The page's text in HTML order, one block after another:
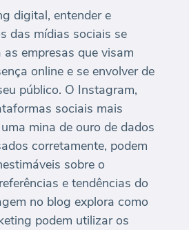
digital, entender e
das mídias sociais se
empresas que visam
online e se envolver de
público. O Instagram,
sociais mais
mina de ouro de dados
corretamente, podem
sobre o
e tendências do
no blog explora como
podem utilizar os